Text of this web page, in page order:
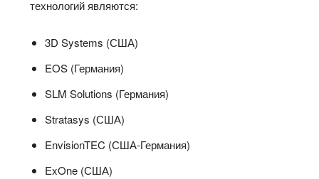
технологий являются:
3D Systems (США)
EOS (Германия)
SLM Solutions (Германия)
Stratasys (США)
EnvisionTEC (США-Германия)
ExOne (США)